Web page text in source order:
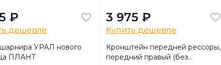
₽
дешевле
УРАЛ нового
ПЛАНТ
3 975 ₽
Купить дешевле
Кронштейн передней рессоры,
передний правый (без